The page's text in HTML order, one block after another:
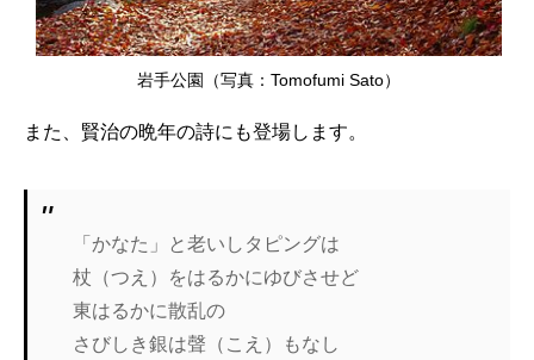
岩手公園（写真：Tomofumi Sato）
また、賢治の晩年の詩にも登場します。
「かなた」と老いしタピングは
杖（つえ）をはるかにゆびさせど
東はるかに散乱の
さびしき銀は聲（こえ）もなし